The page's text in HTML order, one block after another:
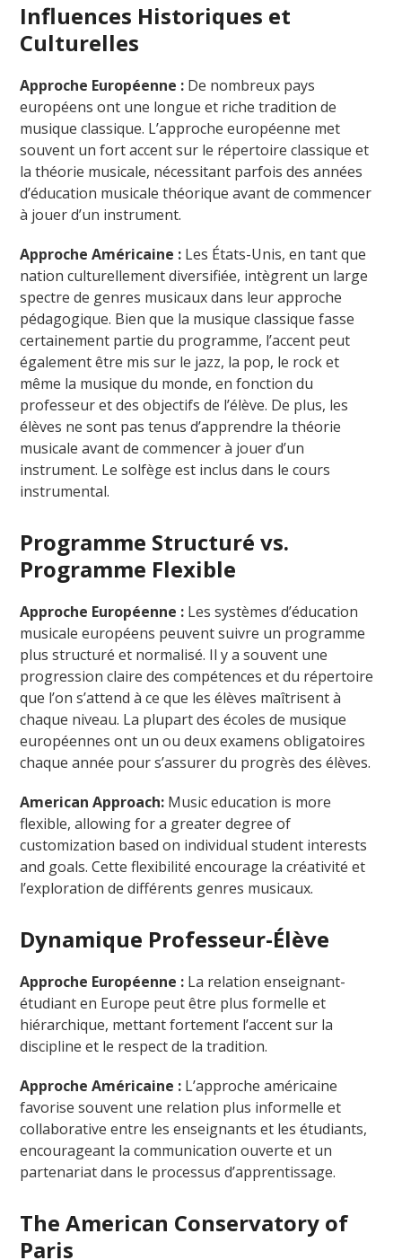
Influences Historiques et
Culturelles
Approche Européenne : De nombreux pays
européens ont une longue et riche tradition de
musique classique. L’approche européenne met
souvent un fort accent sur le répertoire classique et
la théorie musicale, nécessitant parfois des années
d’éducation musicale théorique avant de commencer
à jouer d’un instrument.
Approche Américaine : Les États-Unis, en tant que
nation culturellement diversifiée, intègrent un large
spectre de genres musicaux dans leur approche
pédagogique. Bien que la musique classique fasse
certainement partie du programme, l’accent peut
également être mis sur le jazz, la pop, le rock et
même la musique du monde, en fonction du
professeur et des objectifs de l’élève. De plus, les
élèves ne sont pas tenus d’apprendre la théorie
musicale avant de commencer à jouer d’un
instrument. Le solfège est inclus dans le cours
instrumental.
Programme Structuré vs.
Programme Flexible
Approche Européenne : Les systèmes d’éducation
musicale européens peuvent suivre un programme
plus structuré et normalisé. Il y a souvent une
progression claire des compétences et du répertoire
que l’on s’attend à ce que les élèves maîtrisent à
chaque niveau. La plupart des écoles de musique
européennes ont un ou deux examens obligatoires
chaque année pour s’assurer du progrès des élèves.
American Approach: Music education is more
flexible, allowing for a greater degree of
customization based on individual student interests
and goals. Cette flexibilité encourage la créativité et
l’exploration de différents genres musicaux.
Dynamique Professeur-Élève
Approche Européenne : La relation enseignant-
étudiant en Europe peut être plus formelle et
hiérarchique, mettant fortement l’accent sur la
discipline et le respect de la tradition.
Approche Américaine : L’approche américaine
favorise souvent une relation plus informelle et
collaborative entre les enseignants et les étudiants,
encourageant la communication ouverte et un
partenariat dans le processus d’apprentissage.
The American Conservatory of
Paris